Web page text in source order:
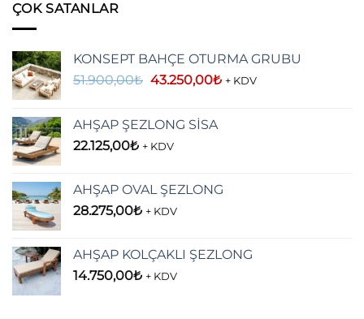
ÇOK SATANLAR
KONSEPT BAHÇE OTURMA GRUBU
51.900,00₺ Orijinal
43.250,00₺Şu
+ KDV
AHŞAP ŞEZLONG SİSA
22.125,00₺ + KDV
AHŞAP OVAL ŞEZLONG
28.275,00₺ + KDV
AHŞAP KOLÇAKLI ŞEZLONG
14.750,00₺ + KDV